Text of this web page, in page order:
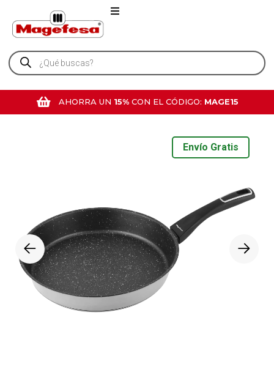
AHORRA UN 15%CON EL CÓDIGO: MAGE15
Envío Gratis